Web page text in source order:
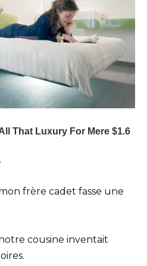
frère cadet fasse une
cousine inventait